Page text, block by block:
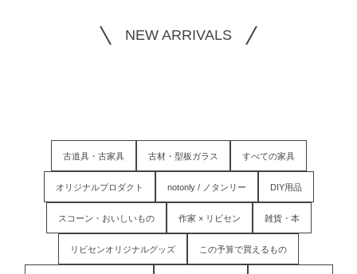
NEW ARRIVALS
古道具・古家具 古材・型板ガラス すべての家具
オリジナルプロダクト notonly / ノタンリー DIY用品
スコーン・おいしいもの 作家 × リビセン 雑貨・本
リビセンオリジナルグッズ この予算で買えるもの